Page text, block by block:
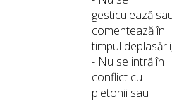
gesticulează
comentează în
timpul
- Nu se intră în
conflict cu
pietonii sau